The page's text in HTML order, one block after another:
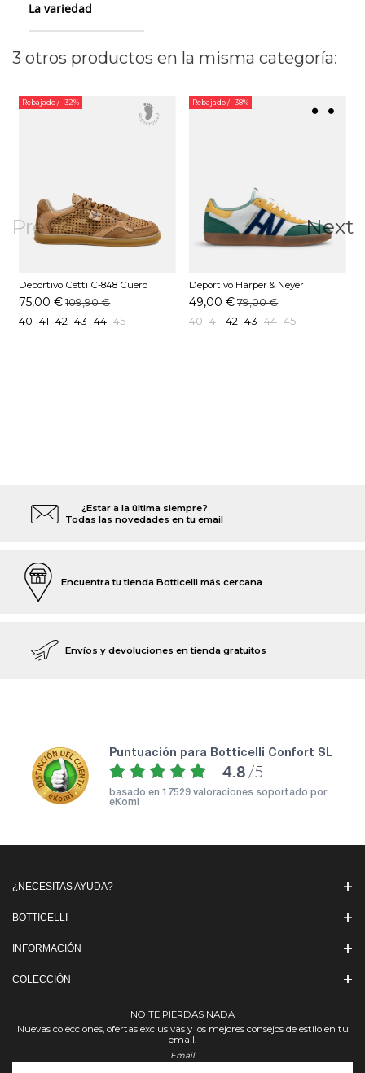
La variedad
3 otros productos en la misma categoría:
Previous
Rebajado/ -32%
Deportivo Cetti C-848 Cuero
75,00 € 109,90 €
40 41 42 43 44 45
Rebajado/ -38%
Deportivo Harper & Neyer
HAMPTONS LITE Verde
49,00 € 79,00 €
40 41 42 43 44 45
Next
¿Estar a la última siempre?
Todas las novedades en tu email
Encuentra tu tienda Botticelli más cercana
Envíos y devoluciones en tienda gratuitos
puntuación para Botticelli Confort SL
4.8 /5
basado en 17529 valoraciones soportado por
eKomi
¿NECESITAS AYUDA?
BOTTICELLI
INFORMACIÓN
COLECCIÓN
NO TE PIERDAS NADA
Nuevas colecciones, ofertas exclusivas y los mejores consejos de estilo en tu
email.
Email